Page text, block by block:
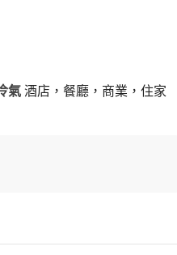
氣酒店，餐廳，商業，住家